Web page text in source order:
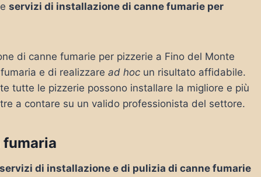
servizi di installazione di canne fumarie per
di canne fumarie per pizzerie a Fino del Monte
e di realizzare ad hoc un risultato affidabile.
tutte le pizzerie possono installare la migliore e più
a contare su un valido professionista del settore.
fumaria
servizi di installazione e di pulizia di canne fumarie